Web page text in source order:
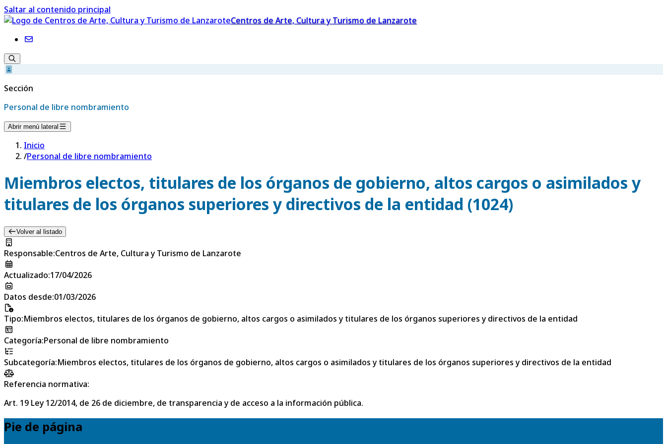
Saltar al contenido principal
Centros de Arte, Cultura y Turismo de Lanzarote
Sección
Personal de libre nombramiento
Abrir menú lateral
Inicio
/Personal de libre nombramiento
Miembros electos, titulares de los órganos de gobierno, altos cargos o asimilados y
titulares de los órganos superiores y directivos de la entidad (1024)
Volver al listado
Responsable:Centros de Arte, Cultura y Turismo de Lanzarote
Actualizado:17/04/2026
Datos desde:01/03/2026
Tipo:Miembros electos, titulares de los órganos de gobierno, altos cargos o asimilados y titulares de los órganos superiores y directivos de la entidad
Categoría:Personal de libre nombramiento
Subcategoría:Miembros electos, titulares de los órganos de gobierno, altos cargos o asimilados y titulares de los órganos superiores y directivos de la entidad
Referencia normativa:
Art. 19 Ley 12/2014, de 26 de diciembre, de transparencia y de acceso a la información pública.
Pie de página